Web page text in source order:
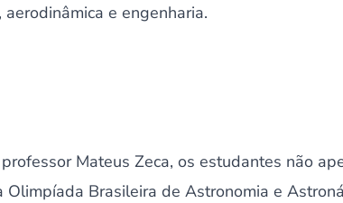
e engenharia.
Mateus Zeca, os estudantes não
Brasileira de Astronomia e